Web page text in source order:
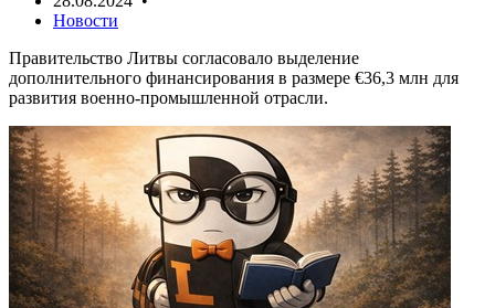
Новости
Правительство Литвы согласовало выделение
дополнительного финансирования в размере €36,3 млн для
развития военно-промышленной отрасли.